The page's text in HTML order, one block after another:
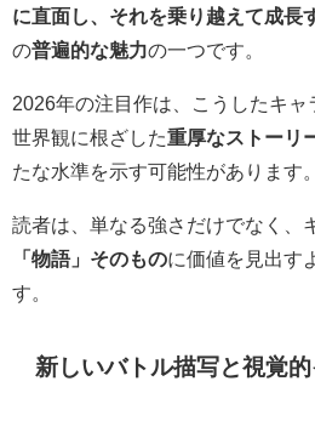
に直面し、それを乗り越えて成長
の普遍的な魅力の一つです。
2026年の注目作は、こうしたキャ
世界観に根ざした重厚なストーリ
たな水準を示す可能性があります。
読者は、単なる強さだけでなく、
「物語」そのものに価値を見出す
す。
新しいバトル描写と視覚